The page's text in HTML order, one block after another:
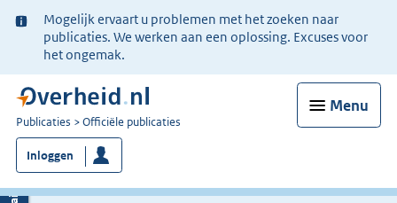
Ter
informatie:
Mogelijk ervaart u problemen met het zoeken naar
publicaties. We werken aan een oplossing. Excuses voor
het ongemak.
Menu
U
bent
nu
hier:
Publicaties Officiële publicaties
Inloggen